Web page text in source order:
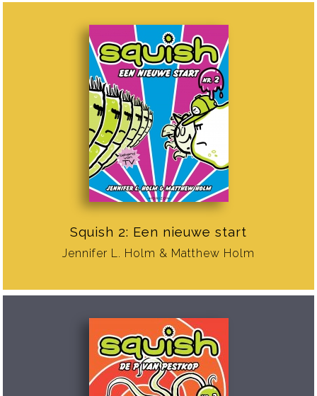
Squish 2: Een nieuwe start
Jennifer L. Holm & Matthew Holm